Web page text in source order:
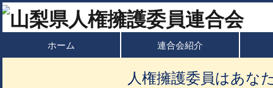
ホーム 連合会紹介
人権擁護委員はあな